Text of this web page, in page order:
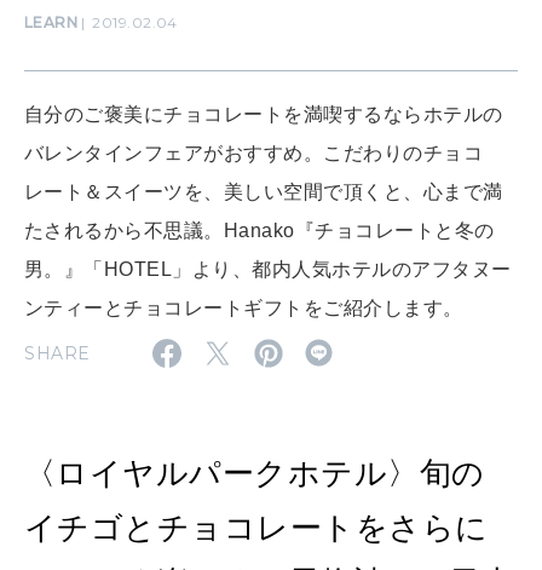
CULTURE
WORK&MONEY
MAGAZINE
2026年6月号「大銀座 トレンドが生まれる 新しい一流店へ。」
LEARN 2019.02.04
自分のご褒美にチョコレートを満喫するならホテルの
バレンタインフェアがおすすめ。こだわりのチョコ
レート＆スイーツを、美しい空間で頂くと、心まで満
たされるから不思議。Hanako『チョコレートと冬の
男。』「HOTEL」より、都内人気ホテルのアフタヌー
ンティーとチョコレートギフトをご紹介します。
SHARE
〈ロイヤルパークホテル〉旬の
イチゴとチョコレートをさらに